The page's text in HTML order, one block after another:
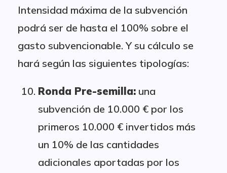
Intensidad máxima de la subvención
podrá ser de hasta el 100% sobre el
gasto subvencionable. Y su cálculo se
hará según las siguientes tipologías:
Ronda Pre-semilla: una
subvención de 10.000 € por los
primeros 10.000 € invertidos más
un 10% de las cantidades
adicionales aportadas por los